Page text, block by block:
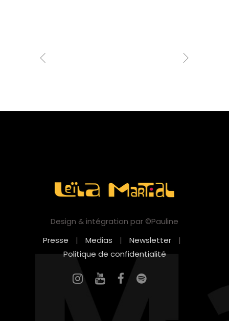
Design & intégration par ©Pauline
Presse
| Medias | Newsletter
|
Politique de confidentialité